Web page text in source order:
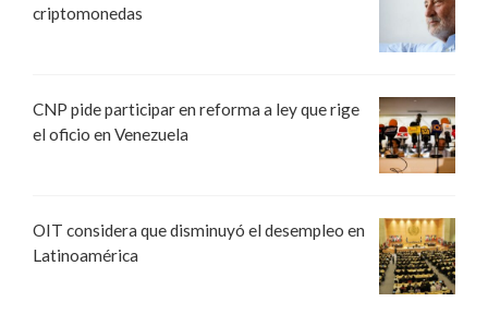
criptomonedas
CNP pide participar en reforma a ley que rige
el oficio en Venezuela
OIT considera que disminuyó el desempleo en
Latinoamérica